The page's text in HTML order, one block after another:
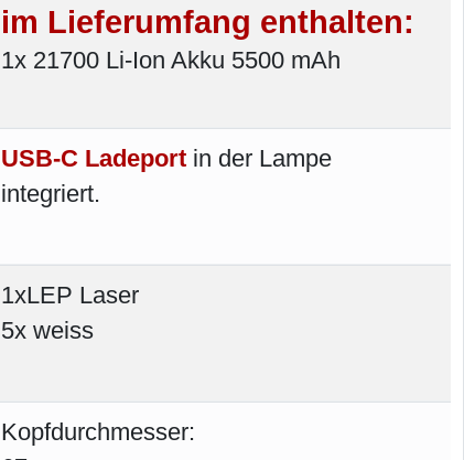
im Lieferumfang enthalten:
1x 21700 Li-Ion Akku 5500 mAh
USB-C Ladeportin der Lampe
integriert.
1xLEP Laser
5x weiss
Kopfdurchmesser: